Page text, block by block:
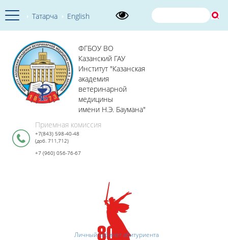
Татарча English
ФГБОУ ВО
Казанский ГАУ
Институт "Казанская
академия
ветеринарной
медицины
имени Н.Э. Баумана"
Приемная комиссия
+7(843) 598-40-48
(доб. 711,712)
+7 (960) 056-76-67
Личный кабинет абитуриента